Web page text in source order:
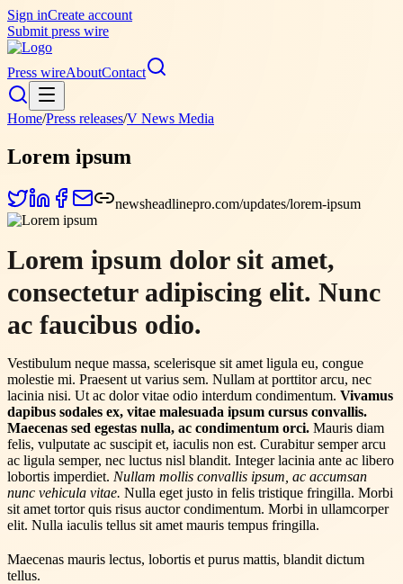
Sign inCreate account
Submit press wire
Press wireAboutContact
Home/Press releases/V News Media
Lorem ipsum
newsheadlinepro.com/updates/lorem-ipsum
Lorem ipsum dolor sit amet,
consectetur adipiscing elit. Nunc
ac faucibus odio.
Vestibulum neque massa, scelerisque sit amet ligula eu, congue
molestie mi. Praesent ut varius sem. Nullam at porttitor arcu, nec
lacinia nisi. Ut ac dolor vitae odio interdum condimentum. Vivamus
dapibus sodales ex, vitae malesuada ipsum cursus convallis.
Maecenas sed egestas nulla, ac condimentum orci. Mauris diam
felis, vulputate ac suscipit et, iaculis non est. Curabitur semper arcu
ac ligula semper, nec luctus nisl blandit. Integer lacinia ante ac libero
lobortis imperdiet. Nullam mollis convallis ipsum, ac accumsan
nunc vehicula vitae. Nulla eget justo in felis tristique fringilla. Morbi
sit amet tortor quis risus auctor condimentum. Morbi in ullamcorper
elit. Nulla iaculis tellus sit amet mauris tempus fringilla.
Maecenas mauris lectus, lobortis et purus mattis, blandit dictum
tellus.